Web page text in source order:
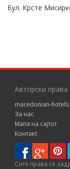
Бул. Крсте
Авторски
macedonian-
За нас
Мапа на сајтот
Контакт
Сите правa се